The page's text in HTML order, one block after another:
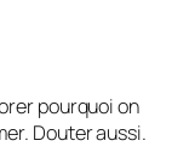
pourquoi on
Douter aussi.